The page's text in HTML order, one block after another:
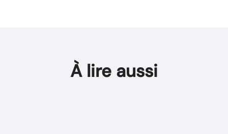
À lire aussi